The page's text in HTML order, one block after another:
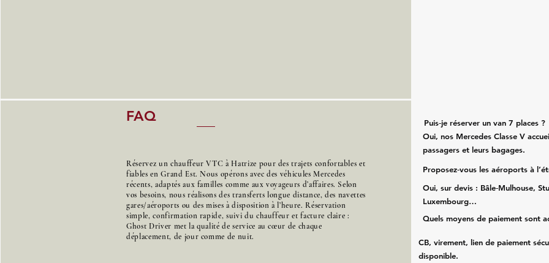
FAQ
Réservez un chauffeur VTC à Hatrize pour des trajets confortables et
fiables en Grand Est. Nous opérons avec des véhicules Mercedes
récents, adaptés aux familles comme aux voyageurs d’affaires. Selon
vos besoins, nous réalisons des transferts longue distance, des navettes
gares/aéroports ou des mises à disposition à l’heure. Réservation
simple, confirmation rapide, suivi du chauffeur et facture claire :
Ghost Driver met la qualité de service au cœur de chaque
déplacement, de jour comme de nuit.
Puis‑je réserver un van 7 places ?
Oui, nos Mercedes Classe V
passagers et leurs bagages.
Proposez‑vous les aéroports à
Oui, sur devis : Bâle‑Mulhouse,
Luxembourg…
Quels moyens de paiement sont
CB, virement, lien de paiement
disponible.